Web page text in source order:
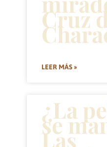
Cruz
LEER MÁS »
¿La
se
Las